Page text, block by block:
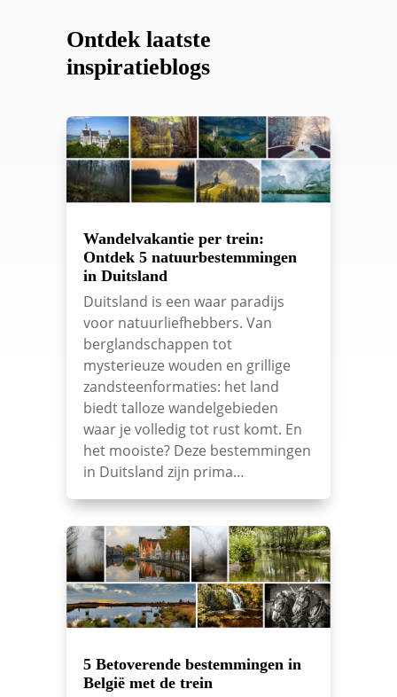
Ontdek laatste
inspiratieblogs
Wandelvakantie per trein:
Ontdek 5 natuurbestemmingen
in Duitsland
Duitsland is een waar paradijs
voor natuurliefhebbers. Van
berglandschappen tot
mysterieuze wouden en grillige
zandsteenformaties: het land
biedt talloze wandelgebieden
waar je volledig tot rust komt. En
het mooiste? Deze bestemmingen
in Duitsland zijn prima…
5 Betoverende bestemmingen in
België met de trein